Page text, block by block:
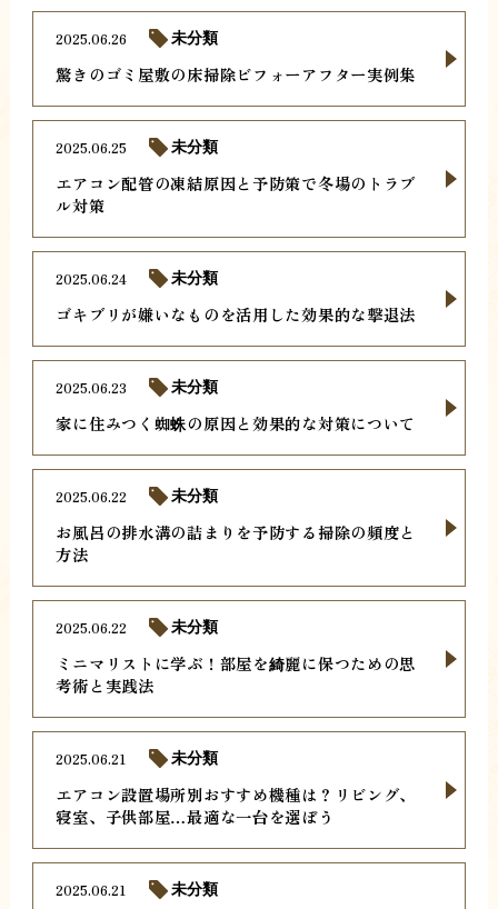
驚きのゴミ屋敷の床掃除ビフォーアフター実例集
2025.06.26 未分類
エアコン配管の凍結原因と予防策で冬場のトラブ
ル対策
2025.06.25 未分類
ゴキブリが嫌いなものを活用した効果的な撃退法
2025.06.24 未分類
家に住みつく蜘蛛の原因と効果的な対策について
2025.06.23 未分類
お風呂の排水溝の詰まりを予防する掃除の頻度と
方法
2025.06.22 未分類
ミニマリストに学ぶ！部屋を綺麗に保つための思
考術と実践法
2025.06.22 未分類
エアコン設置場所別おすすめ機種は？リビング、
寝室、子供部屋…最適な一台を選ぼう
2025.06.21 未分類
2025.06.21 未分類